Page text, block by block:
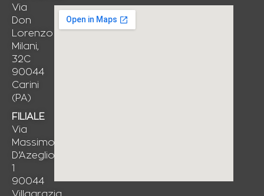
Via
Don
Lorenzo
Milani,
32C
90044
Carini
(PA)
FILIALE
Via
Massimo
D’Azeglio,
1
90044
Villagrazia